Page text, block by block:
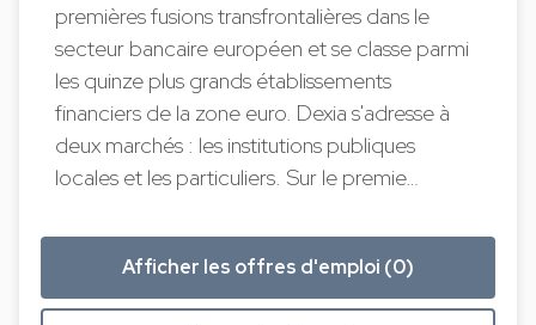
premières fusions transfrontalières dans le
secteur bancaire européen et se classe parmi
les quinze plus grands établissements
financiers de la zone euro. Dexia s'adresse à
deux marchés : les institutions publiques
locales et les particuliers. Sur le premie…
Afficher les offres d'emploi (0)